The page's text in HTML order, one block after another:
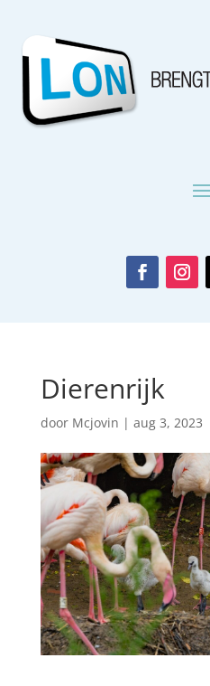
Dierenrijk
door Mcjovin | aug 3, 2023